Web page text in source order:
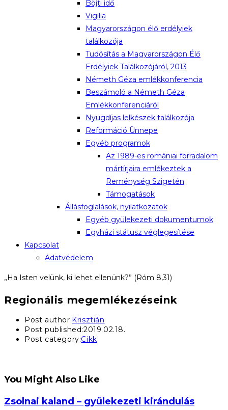
Böjti idő
Vigilia
Magyarországon élő erdélyiek
találkozója
Tudósítás a Magyarországon Élő
Erdélyiek Találkozójáról, 2013
Németh Géza emlékkonferencia
Beszámoló a Németh Géza
Emlékkonferenciáról
Nyugdíjas lelkészek találkozója
Reformáció Ünnepe
Egyéb programok
Az 1989-es romániai forradalom
mártírjaira emlékeztek a
Reménység Szigetén
Támogatások
Állásfoglalások, nyilatkozatok
Egyéb gyülekezeti dokumentumok
Egyházi státusz véglegesítése
Kapcsolat
Adatvédelem
„Ha Isten velünk, ki lehet ellenünk?” (Róm 8,31)
Regionális megemlékezéseink
Post author: Krisztián
Post published:2019.02.18.
Post category:Cikk
You Might Also Like
Zsolnai kaland – gyülekezeti kirándulás